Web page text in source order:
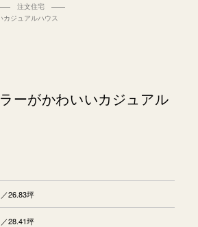
注文住宅
カジュアルハウス
ーがかわいいカジュアル
26.83坪
28.41坪